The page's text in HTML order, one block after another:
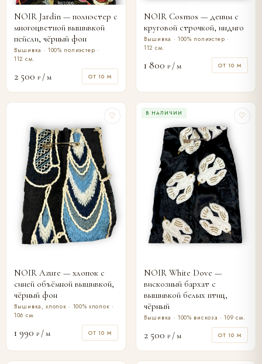
NOIR Jardin — полиэстер с
многоцветной вышивкой
пейсли, чёрный фон
Вышивка · 100% полиэстер ·
112 см.
2 500 ₽ / м ОТ 10 М
NOIR Cosmos — деним с
круговой строчкой, индиго
Вышивка · 100% полиэстер ·
112 см.
1 800 ₽ / м ОТ 10 М
♡
NOIR Azure — хлопок с
синей объёмной вышивкой,
чёрный фон
Вышивка, хлопок · 100% хлопок ·
106 см.
1 990 ₽ / м ОТ 10 М
В НАЛИЧИИ ♡
NOIR White Dove —
вискозный бархат с
вышивкой белых птиц,
чёрный
Вышивка · 100% вискоза · 109 см.
2 500 ₽ / м ОТ 10 М